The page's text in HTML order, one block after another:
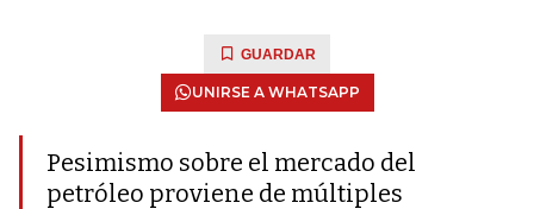
GUARDAR
UNIRSE A WHATSAPP
Pesimismo sobre el mercado del
petróleo proviene de múltiples